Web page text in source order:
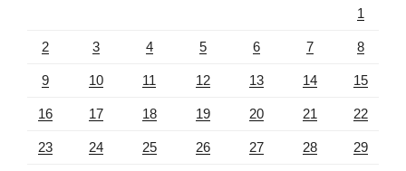
1
2 3 4 5 6 7 8
9 10 11 12 13 14 15
16 17 18 19 20 21 22
23 24 25 26 27 28 29